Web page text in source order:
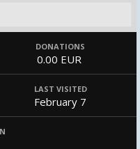
DONATIONS
0.00 EUR
LAST VISITED
February 7